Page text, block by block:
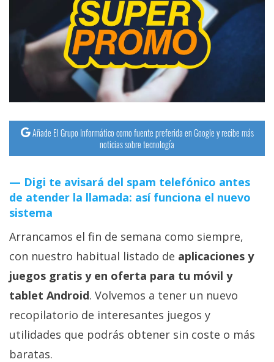
Añade El Grupo Informático como fuente preferida en Google y recibe más
noticias sobre tecnología
Digi te avisará del spam telefónico antes
de atender la llamada: así funciona el nuevo
sistema
Arrancamos el fin de semana como siempre,
con nuestro habitual listado de aplicaciones y
juegos gratis y en oferta para tu móvil y
tablet Android. Volvemos a tener un nuevo
recopilatorio de interesantes juegos y
utilidades que podrás obtener sin coste o más
baratas.